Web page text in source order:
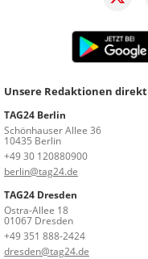
Unsere Redaktionen
TAG24 Berlin
Schönhauser Allee 36
10435 Berlin
+49 30 120880900
berlin@tag24.de
TAG24 Dresden
Ostra-Allee 18
01067 Dresden
+49 351 888-2424
dresden@tag24.de